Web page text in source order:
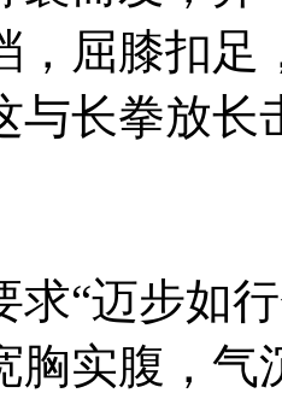
，屈膝扣足
与长拳放长
迈步如行
胸实腹，气